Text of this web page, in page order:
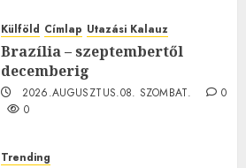
Külföld Címlap Utazási Kalauz
Brazília – szeptembertől
decemberig
2026.AUGUSZTUS.08. SZOMBAT.
0
0
Trending